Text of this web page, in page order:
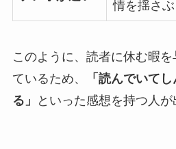
情を揺さ
このように、 読者に休む暇
ているため、
「読んでいて
る」
といった感想を持つ人が